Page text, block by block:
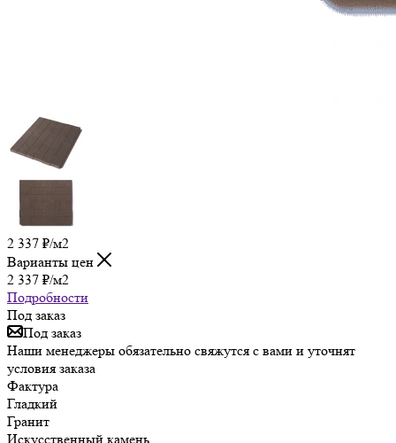
2 337 ₽/м2
Варианты цен
2 337 ₽/м2
Подробности
Под заказ
Под заказ
Наши менеджеры обязательно свяжутся с вами и уточнят
условия заказа
Фактура
Гладкий
Гранит
Искусственный камень